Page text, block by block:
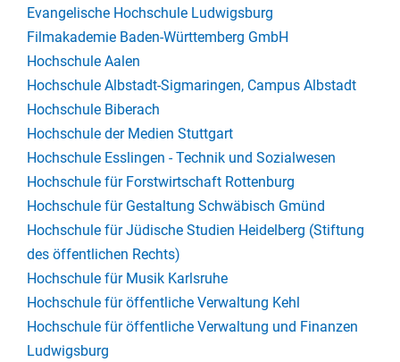
Evangelische Hochschule Ludwigsburg
Filmakademie Baden-Württemberg GmbH
Hochschule Aalen
Hochschule Albstadt-Sigmaringen, Campus Albstadt
Hochschule Biberach
Hochschule der Medien Stuttgart
Hochschule Esslingen - Technik und Sozialwesen
Hochschule für Forstwirtschaft Rottenburg
Hochschule für Gestaltung Schwäbisch Gmünd
Hochschule für Jüdische Studien Heidelberg (Stiftung
des öffentlichen Rechts)
Hochschule für Musik Karlsruhe
Hochschule für öffentliche Verwaltung Kehl
Hochschule für öffentliche Verwaltung und Finanzen
Ludwigsburg